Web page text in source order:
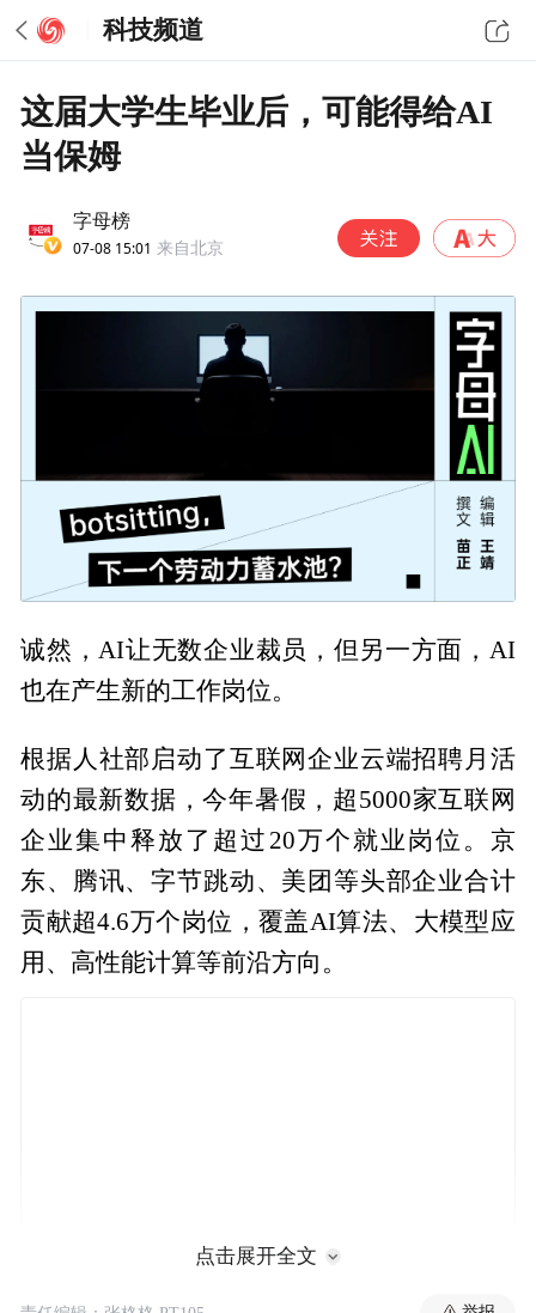
科技频道
这届大学生毕业后，可能得给AI
当保姆
字母榜
07-08 15:01 来自北京
诚然，AI让无数企业裁员，但另一方面，AI
也在产生新的工作岗位。
根据人社部启动了互联网企业云端招聘月活
动的最新数据，今年暑假，超5000家互联网
企业集中释放了超过20万个就业岗位。京
东、腾讯、字节跳动、美团等头部企业合计
贡献超4.6万个岗位，覆盖AI算法、大模型应
用、高性能计算等前沿方向。
点击展开全文